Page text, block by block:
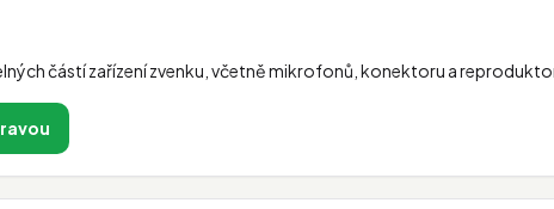
částí zařízení zvenku, včetně mikrofonů, konektoru a